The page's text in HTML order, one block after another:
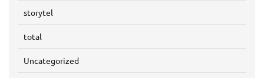
storytel
total
Uncategorized